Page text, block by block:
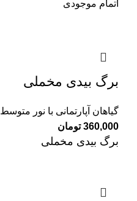
اتمام موجودی
برگ بیدی مخملی
گیاهان آپارتمانی با نور متوسط
360,000 تومان
برگ بیدی مخملی